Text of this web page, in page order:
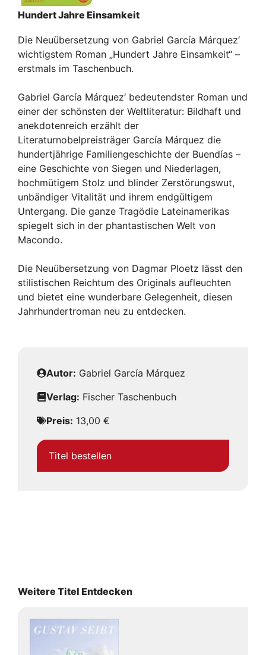
Hundert Jahre Einsamkeit
Die Neuübersetzung von Gabriel García Márquez‘
wichtigstem Roman „Hundert Jahre Einsamkeit“ –
erstmals im Taschenbuch.
Gabriel García Márquez‘ bedeutendster Roman und
einer der schönsten der Weltliteratur: Bildhaft und
anekdotenreich erzählt der
Literaturnobelpreisträger García Márquez die
hundertjährige Familiengeschichte der Buendías –
eine Geschichte von Siegen und Niederlagen,
hochmütigem Stolz und blinder Zerstörungswut,
unbändiger Vitalität und ihrem endgültigem
Untergang. Die ganze Tragödie Lateinamerikas
spiegelt sich in der phantastischen Welt von
Macondo.
Die Neuübersetzung von Dagmar Ploetz lässt den
stilistischen Reichtum des Originals aufleuchten
und bietet eine wunderbare Gelegenheit, diesen
Jahrhundertroman neu zu entdecken.
Autor: Gabriel García Márquez
Verlag: Fischer Taschenbuch
Preis: 13,00 €
Titel bestellen
Weitere Titel Entdecken